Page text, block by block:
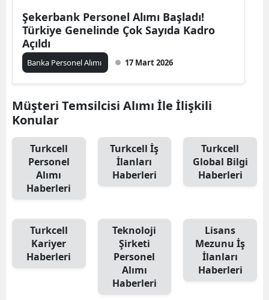
Şekerbank Personel Alımı Başladı!
Türkiye Genelinde Çok Sayıda Kadro
Açıldı
Banka Personel Alımı 17 Mart 2026
Müşteri Temsilcisi Alımı İle İlişkili
Konular
Turkcell
Personel
Alımı
Haberleri
Turkcell İş
İlanları
Haberleri
Turkcell
Global Bilgi
Haberleri
Turkcell
Kariyer
Haberleri
Teknoloji
Şirketi
Personel
Alımı
Haberleri
Lisans
Mezunu İş
İlanları
Haberleri